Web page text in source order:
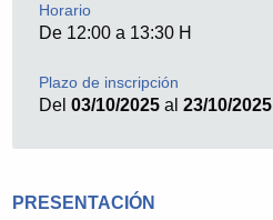
Horario
De 12:00 a 13:30 H
Plazo de inscripción
Del03/10/2025 al23/10/2025
PRESENTACIÓN